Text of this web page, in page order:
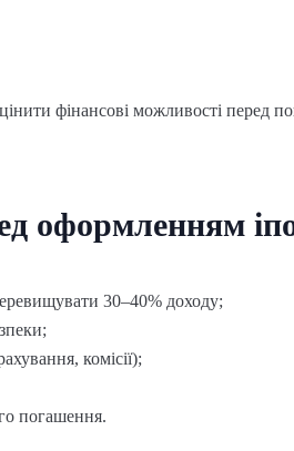
фінансові можливості перед
оформленням
30–40% доходу;
комісії);
погашення.